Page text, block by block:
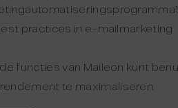
practices in e-mailmarketing
functies van Maileon kunt
te maximaliseren.